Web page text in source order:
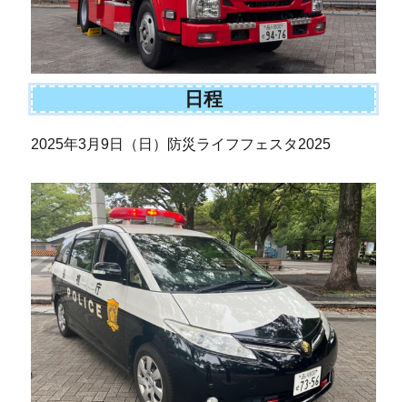
日程
2025年3月9日（日）防災ライフフェスタ2025